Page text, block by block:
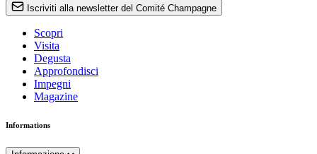
Iscriviti alla newsletter del Comité Champagne
Scopri
Visita
Degusta
Approfondisci
Impegni
Magazine
Informations